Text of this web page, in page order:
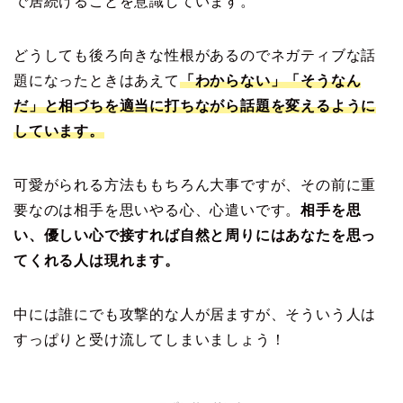
どうしても後ろ向きな性根があるのでネガティブな話
題になったときはあえて「わからない」「そうなん
だ」と相づちを適当に打ちながら話題を変えるように
しています。
可愛がられる方法ももちろん大事ですが、その前に重
要なのは相手を思いやる心、心遣いです。相手を思
い、優しい心で接すれば自然と周りにはあなたを思っ
てくれる人は現れます。
中には誰にでも攻撃的な人が居ますが、そういう人は
すっぱりと受け流してしまいましょう！